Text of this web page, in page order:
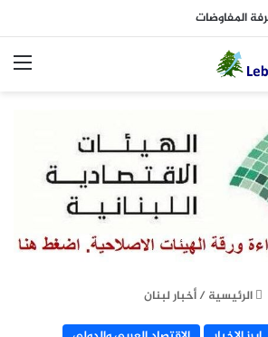
المفاوضات
الرئيسية / أخبار لبنان